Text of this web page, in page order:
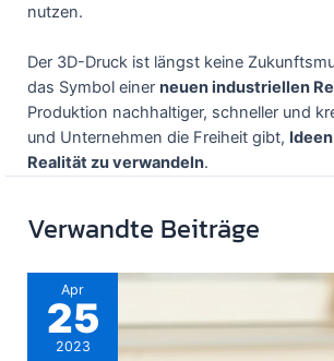
nutzen.
Der 3D-Druck ist längst keine
das Symbol einer neuen industriellen
Produktion nachhaltiger, schneller und
und Unternehmen die Freiheit gibt,
Realität zu verwandeln.
Verwandte Beiträge
Apr
25
2023